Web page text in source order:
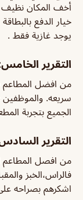
أخف المكان نظيف
خيار الدفع
يوجد غازية فقط .
التقرير
من افضل المطاعم
سريعه.
الجميع بتجربة
التقرير
من افصل المطاعم
فالراس،الخبز
اشكرهم بصراحه